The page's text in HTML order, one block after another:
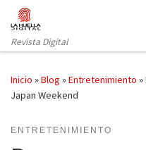
Saltar al contenido
Revista Digital
Inicio »Blog »Entretenimiento »
Japan Weekend
ENTRETENIMIENTO